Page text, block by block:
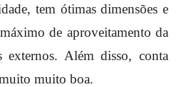
tem ótimas dimensões e
de aproveitamento da
externos. Além disso, conta
muito boa.